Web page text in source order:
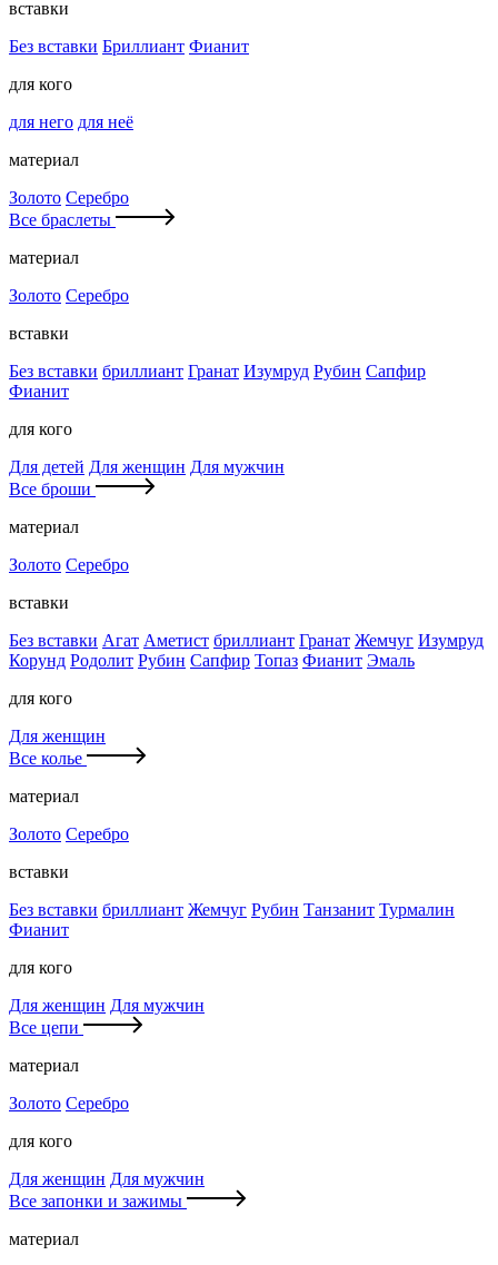
вставки
Без вставки Бриллиант Фианит
для кого
для него для неё
материал
Золото Серебро
Все браслеты
материал
Золото Серебро
вставки
Без вставки бриллиант Гранат Изумруд Рубин Сапфир
Фианит
для кого
Для детей Для женщин Для мужчин
Все броши
материал
Золото Серебро
вставки
Без вставки Агат Аметист бриллиант Гранат Жемчуг Изумруд
Корунд Родолит Рубин Сапфир Топаз Фианит Эмаль
для кого
Для женщин
Все колье
материал
Золото Серебро
вставки
Без вставки бриллиант Жемчуг Рубин Танзанит Турмалин
Фианит
для кого
Для женщин Для мужчин
Все цепи
материал
Золото Серебро
для кого
Для женщин Для мужчин
Все запонки и зажимы
материал